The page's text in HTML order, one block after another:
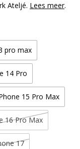
Ateljé. Lees meer.
pro max
14 Pro
15 Pro Max
16 Pro Max
17